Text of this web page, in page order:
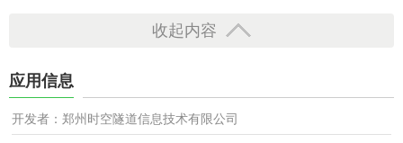
收起内容
应用信息
开发者：郑州时空隧道信息技术有限公司